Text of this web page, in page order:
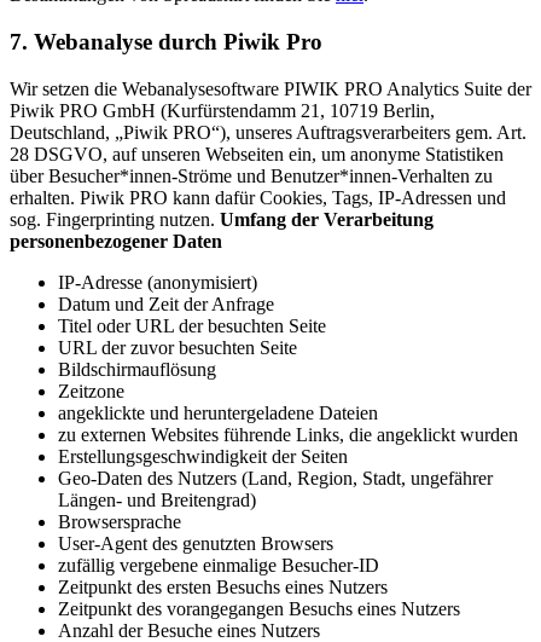
7. Webanalyse durch Piwik Pro
Wir setzen die Webanalysesoftware PIWIK PRO Analytics Suite der
Piwik PRO GmbH (Kurfürstendamm 21, 10719 Berlin,
Deutschland, „Piwik PRO“), unseres Auftragsverarbeiters gem. Art.
28 DSGVO, auf unseren Webseiten ein, um anonyme Statistiken
über Besucher*innen-Ströme und Benutzer*innen-Verhalten zu
erhalten. Piwik PRO kann dafür Cookies, Tags, IP-Adressen und
sog. Fingerprinting nutzen. Umfang der Verarbeitung
personenbezogener Daten
IP-Adresse (anonymisiert)
Datum und Zeit der Anfrage
Titel oder URL der besuchten Seite
URL der zuvor besuchten Seite
Bildschirmauflösung
Zeitzone
angeklickte und heruntergeladene Dateien
zu externen Websites führende Links, die angeklickt wurden
Erstellungsgeschwindigkeit der Seiten
Geo-Daten des Nutzers (Land, Region, Stadt, ungefährer
Längen- und Breitengrad)
Browsersprache
User-Agent des genutzten Browsers
zufällig vergebene einmalige Besucher-ID
Zeitpunkt des ersten Besuchs eines Nutzers
Zeitpunkt des vorangegangen Besuchs eines Nutzers
Anzahl der Besuche eines Nutzers